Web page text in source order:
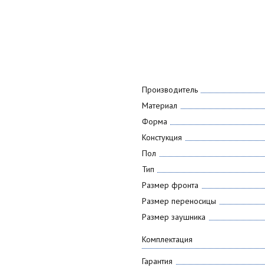
Производитель
Материал
Форма
Констукция
Пол
Тип
Размер фронта
Размер переносицы
Размер заушника
Комплектация
Гарантия